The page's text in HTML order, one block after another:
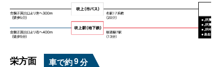
栄方面 車で約9分